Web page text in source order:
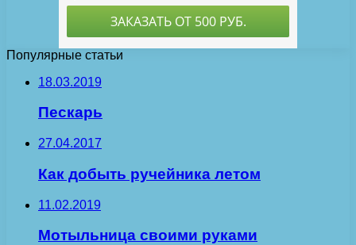
Популярные статьи
18.03.2019
Пескарь
27.04.2017
Как добыть ручейника летом
11.02.2019
Мотыльница своими руками